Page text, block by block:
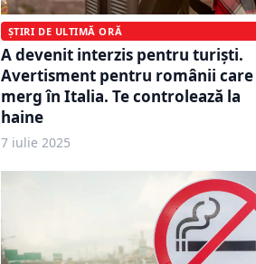
ȘTIRI DE ULTIMĂ ORĂ
A devenit interzis pentru turiști.
Avertisment pentru românii care
merg în Italia. Te controlează la
haine
7 iulie 2025